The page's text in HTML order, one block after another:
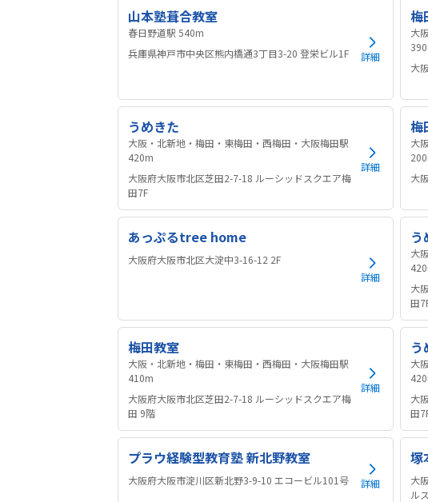
山本塾葺合教室
春日野道駅 540m
兵庫県神戸市中央区熊内橋通3丁目3-20 登栄ビル1F
詳細
梅
大
大
うめきた
大阪・北新地・梅田・東梅田・西梅田・大阪梅田駅
420m
大阪府大阪市北区芝田2-7-18 ルーシッドスクエア梅
田7F
詳細
梅
大
大
あっぷるtree home
大阪府大阪市北区大淀中3-16-12 2F
詳細
う
大
大
田
梅田教室
大阪・北新地・梅田・東梅田・西梅田・大阪梅田駅
410m
大阪府大阪市北区芝田2-7-18 ルーシッドスクエア梅
田 9階
詳細
う
大
大
田
プラウ経験型教育塾 新北野教室
大阪府大阪市淀川区新北野3-9-10 エコービル101号 詳細
塚
大
ル